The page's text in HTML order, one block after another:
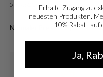
599662C00-2
€ 55,20
Normaler Preis: € 69,00
Erhalte Zugang zu
neuesten Produkten.
10% Rabatt auf
Ja,